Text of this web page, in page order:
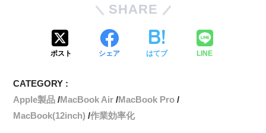
SHARE
ポスト シェア はてブ LINE
CATEGORY :
Apple製品 MacBook Air MacBook Pro
MacBook(12inch) 作業効率化